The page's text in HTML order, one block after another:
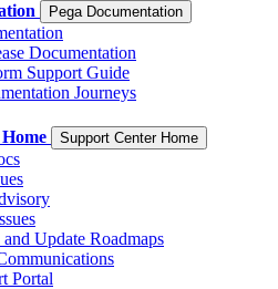
Pega Documentation
Documentation
Support Guide
Journeys
Support Center Home
Update Roadmaps
Portal